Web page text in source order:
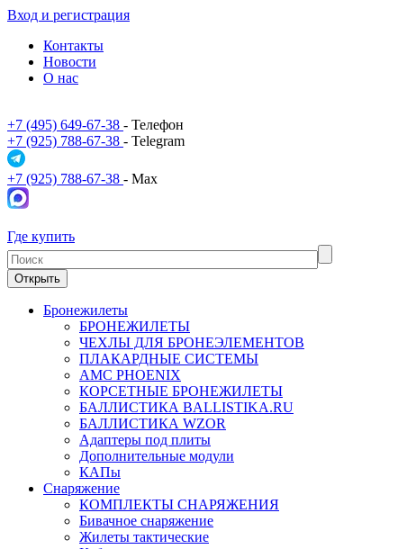
Вход и регистрация
Контакты
Новости
О нас
+7 (495) 649-67-38 - Телефон
+7 (925) 788-67-38 - Telegram
+7 (925) 788-67-38 - Max
Где купить
Открыть
Бронежилеты
БРОНЕЖИЛЕТЫ
ЧЕХЛЫ ДЛЯ БРОНЕЭЛЕМЕНТОВ
ПЛАКАРДНЫЕ СИСТЕМЫ
АМС PHOENIX
КОРСЕТНЫЕ БРОНЕЖИЛЕТЫ
БАЛЛИСТИКА BALLISTIKA.RU
БАЛЛИСТИКА WZOR
Адаптеры под плиты
Дополнительные модули
КАПы
Снаряжение
КОМПЛЕКТЫ СНАРЯЖЕНИЯ
Бивачное снаряжение
Жилеты тактические